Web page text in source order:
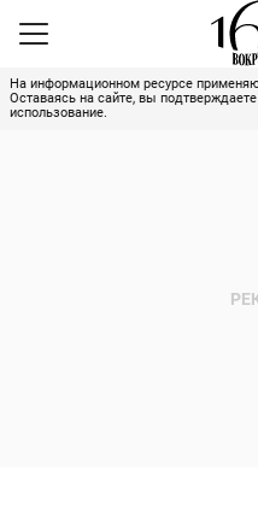
На информационном ресурсе
Оставаясь на сайте, вы
использование.